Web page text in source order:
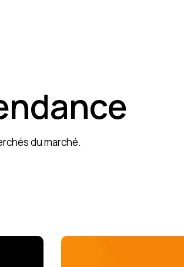
du marché.